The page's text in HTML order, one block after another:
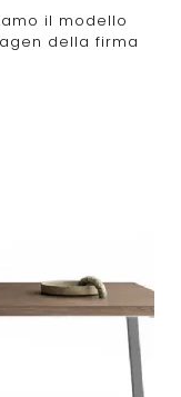
il modello
della firma